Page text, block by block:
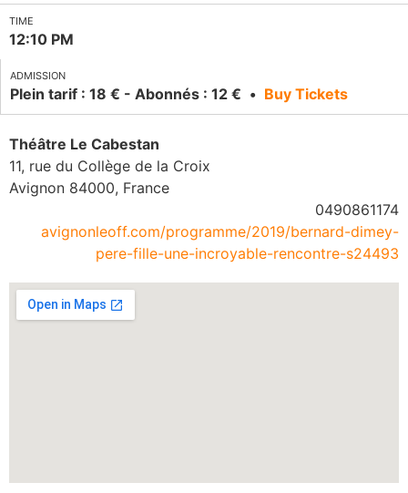
TIME
12:10 PM
ADMISSION
Plein tarif : 18 € - Abonnés : 12 € Buy Tickets
Théâtre Le Cabestan
11, rue du Collège de la Croix
Avignon 84000, France
0490861174
avignonleoff.com/programme/2019/bernard-dimey-
pere-fille-une-incroyable-rencontre-s24493